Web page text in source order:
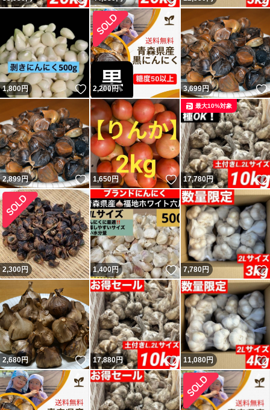
1,800円 いいね！
2,200円 3,699円
2,899円 いいね！
1,650円 いいね！
17,780円
最大10%対象
2,300円 1,400円 いいね！
7,780円
2,680円 いいね！
17,880円 いいね！
11,080円